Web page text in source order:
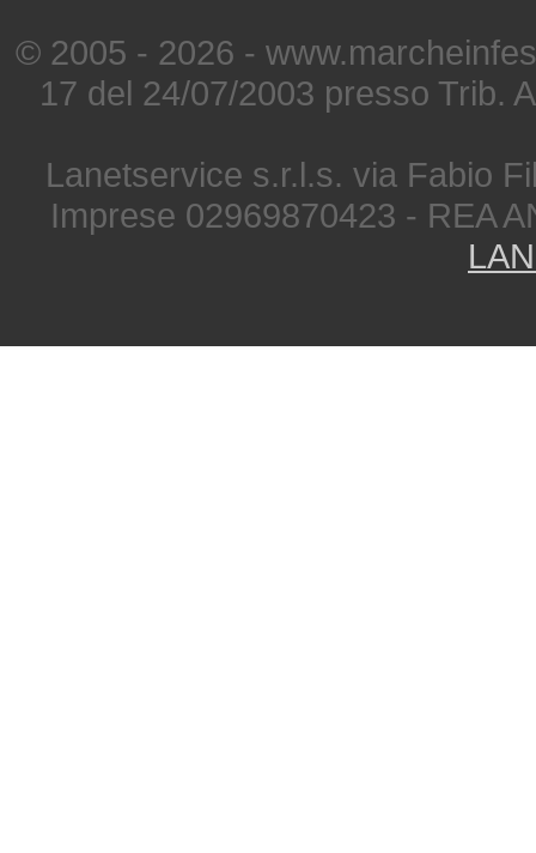
© 2005 - 2026 -
17 del 24/07/2003 presso Trib.
Lanetservice s.r.l.s. via Fabio
Imprese 02969870423 - REA